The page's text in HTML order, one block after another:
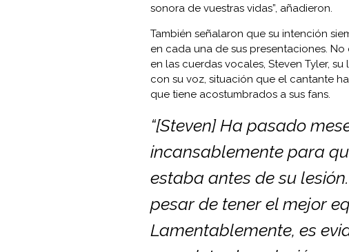
sonora de vuestras vidas”, añadieron.
También señalaron que su intención
en cada una de sus presentaciones.
en las cuerdas vocales, Steven Tyler,
con su voz, situación que el cantante
que tiene acostumbrados a sus fans.
“[Steven] Ha pasado
incansablemente para
estaba antes de su
pesar de tener el mejor
Lamentablemente, es